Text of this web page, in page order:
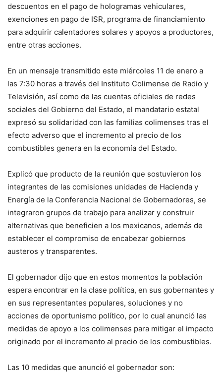
descuentos en el pago de hologramas vehiculares,
exenciones en pago de ISR, programa de financiamiento
para adquirir calentadores solares y apoyos a productores,
entre otras acciones.
En un mensaje transmitido este miércoles 11 de enero a
las 7:30 horas a través del Instituto Colimense de Radio y
Televisión, así como de las cuentas oficiales de redes
sociales del Gobierno del Estado, el mandatario estatal
expresó su solidaridad con las familias colimenses tras el
efecto adverso que el incremento al precio de los
combustibles genera en la economía del Estado.
Explicó que producto de la reunión que sostuvieron los
integrantes de las comisiones unidades de Hacienda y
Energía de la Conferencia Nacional de Gobernadores, se
integraron grupos de trabajo para analizar y construir
alternativas que beneficien a los mexicanos, además de
establecer el compromiso de encabezar gobiernos
austeros y transparentes.
El gobernador dijo que en estos momentos la población
espera encontrar en la clase política, en sus gobernantes y
en sus representantes populares, soluciones y no
acciones de oportunismo político, por lo cual anunció las
medidas de apoyo a los colimenses para mitigar el impacto
originado por el incremento al precio de los combustibles.
Las 10 medidas que anunció el gobernador son: